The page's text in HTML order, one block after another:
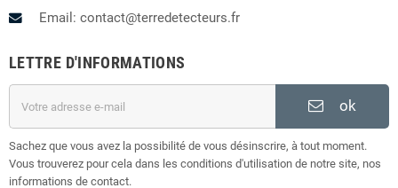
Email: contact@terredetecteurs.fr
LETTRE D'INFORMATIONS
ok
Sachez que vous avez la possibilité de vous désinscrire, à tout moment.
Vous trouverez pour cela dans les conditions d'utilisation de notre site, nos
informations de contact.